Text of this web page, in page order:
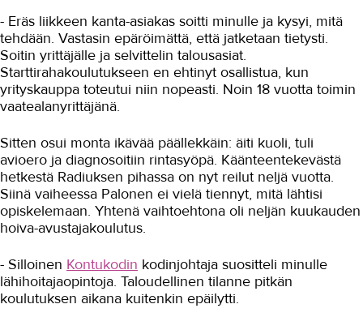
vuorovaikutustaitoja
Sote-alan ammattilaiset opiskelivat
myyntitaitoja
Ikäihmisten parissa työskentelevä
Nana-Mia sai varmuutta
hoitopäätösten tekoon
työtä
Taksikuski vaihtoi lähihoitajaksi
Rekrytoivalla koulutuksella
lähihoitajaksi
valmistumaan
Lähihoitaja tekee merkityksellistä
työtä
- Eräs liikkeen kanta-asiakas soitti minulle ja kysyi, mitä
tehdään. Vastasin epäröimättä, että jatketaan tietysti.
Soitin yrittäjälle ja selvittelin talousasiat.
Starttirahakoulutukseen en ehtinyt osallistua, kun
yrityskauppa toteutui niin nopeasti. Noin 18 vuotta toimin
vaatealanyrittäjänä.
Sitten osui monta ikävää päällekkäin: äiti kuoli, tuli
avioero ja diagnosoitiin rintasyöpä. Käänteentekevästä
hetkestä Radiuksen pihassa on nyt reilut neljä vuotta.
Siinä vaiheessa Palonen ei vielä tiennyt, mitä lähtisi
opiskelemaan. Yhtenä vaihtoehtona oli neljän kuukauden
hoiva-avustajakoulutus.
- Silloinen Kontukodin kodinjohtaja suositteli minulle
lähihoitajaopintoja. Taloudellinen tilanne pitkän
koulutuksen aikana kuitenkin epäilytti.